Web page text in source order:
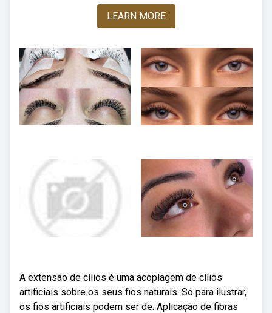
LEARN MORE
A extensão de cílios é uma acoplagem de cílios
artificiais sobre os seus fios naturais. Só para ilustrar,
os fios artificiais podem ser de. Aplicação de fibras